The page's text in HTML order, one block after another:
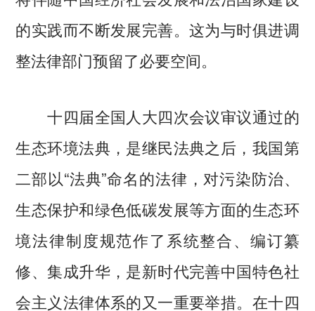
的实践而不断发展完善。这为与时俱进调
整法律部门预留了必要空间。
十四届全国人大四次会议审议通过的
生态环境法典，是继民法典之后，我国第
二部以“法典”命名的法律，对污染防治、
生态保护和绿色低碳发展等方面的生态环
境法律制度规范作了系统整合、编订纂
修、集成升华，是新时代完善中国特色社
会主义法律体系的又一重要举措。在十四